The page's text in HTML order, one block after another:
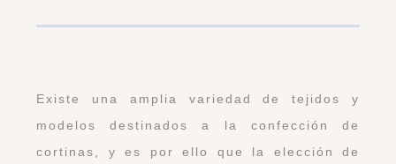
Existe una amplia variedad de tejidos y
modelos destinados a la confección de
cortinas, y es por ello que la elección de